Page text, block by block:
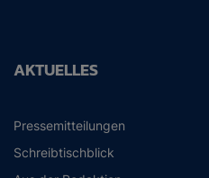
AKTUELLES
Pressemitteilungen
Schreibtischblick